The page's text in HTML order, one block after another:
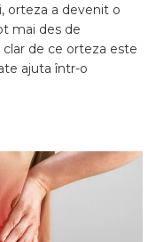
orteza a devenit o
mai des de
de ce orteza este
ajuta într-o